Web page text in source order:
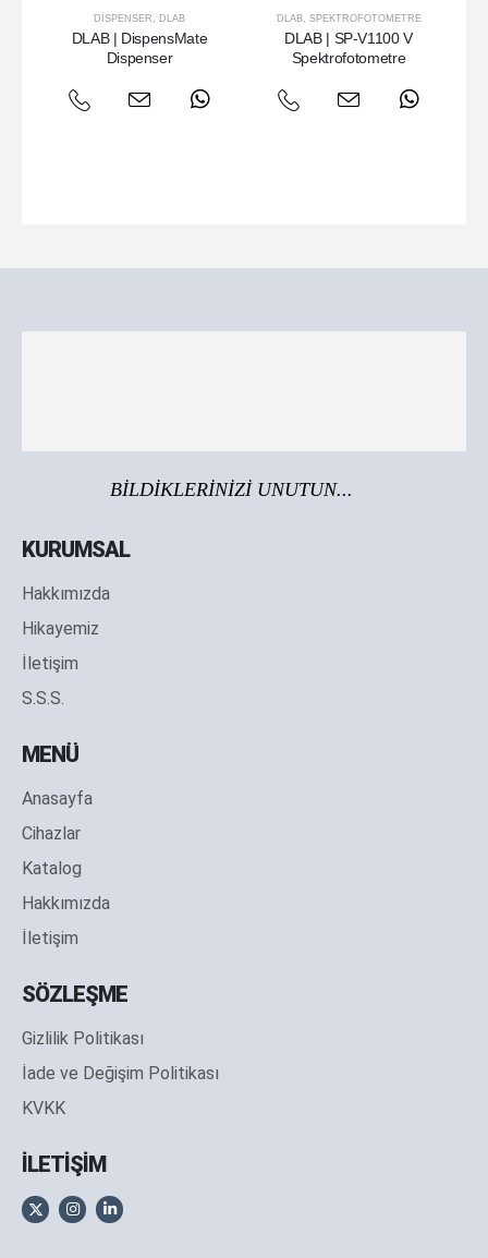
DISPENSER , DLAB
DLAB | DispensMate
Dispenser
DLAB, SPEKTROFOTOMETRE
DLAB | SP-V1100 V
Spektrofotometre
BİLDİKLERİNİZİ UNUTUN...
KURUMSAL
Hakkımızda
Hikayemiz
İletişim
S.S.S.
MENÜ
Anasayfa
Cihazlar
Katalog
Hakkımızda
İletişim
SÖZLEŞME
Gizlilik Politikası
İade ve Değişim Politikası
KVKK
İLETİŞİM